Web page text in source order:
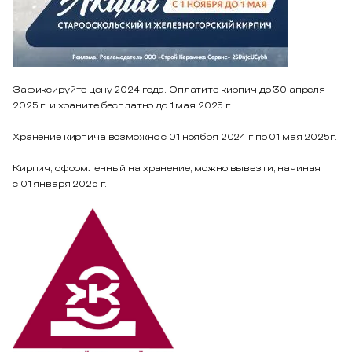
Зафиксируйте цену 2024 года. Оплатите кирпич до 30 апреля
2025 г. и храните бесплатно до 1 мая 2025 г.
Хранение кирпича возможно с 01 ноября 2024 г по 01 мая 2025г.
Кирпич, оформленный на хранение, можно вывезти, начиная
с 01 января 2025 г.